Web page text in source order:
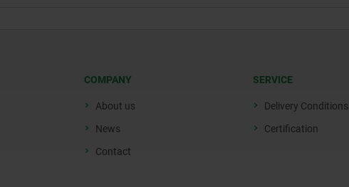
COMPANY
About us
News
Contact
SERVICE
Delivery Conditions
Certification